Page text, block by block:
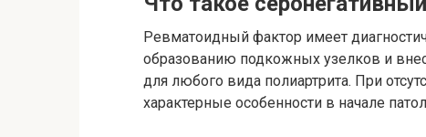
Ревматоидный фактор имеет
образованию подкожных узелков и
для любого вида полиартрита. При
характерные особенности в начале